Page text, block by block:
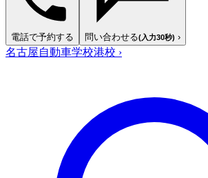
電話で予約する 問い合わせる(入力30秒) ›
名古屋自動車学校港校 ›